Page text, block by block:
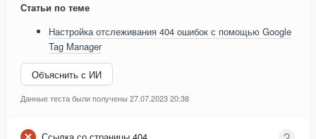
Статьи по теме
Настройка отслеживания 404 ошибок с помощью Google
Tag Manager
Объяснить с ИИ
Данные теста были получены 27.07.2023 20:38